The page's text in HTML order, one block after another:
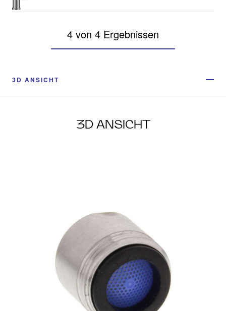
4 von 4 Ergebnissen
3D ANSICHT
3D ANSICHT